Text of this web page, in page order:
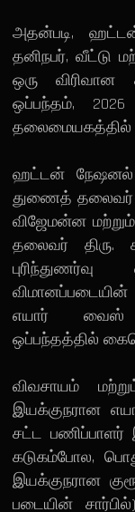
அதன்படி,
தனிநபர், வீட்டு
ஒரு விரிவான
ஒப்பந்தம்,
தலைமையகத்தில்
ஹட்டன் நேஷனல்
துணைத் தலைவர் /
விஜேமன்ன
தலைவர்
விமானப்படையின்
எயார் வைஸ்
ஒப்பந்தத்தில்
விவசாயம்
இயக்குநரான
சட்ட பணிப்பாளர்
கடுகம்போல,
இயக்குநரான
படையின்